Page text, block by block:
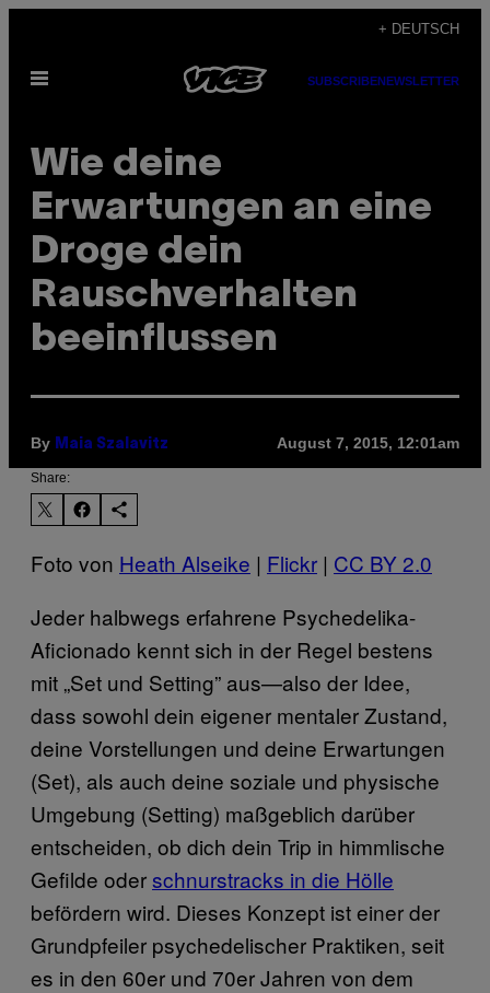
content
+ DEUTSCH
Open
SUBSCRIBENEWSLETTER
Wie deine
Erwartungen an eine
Droge dein
Rauschverhalten
beeinflussen
By Maia Szalavitz August 7, 2015, 12:01am
Share:
Foto von Heath Alseike | Flickr | CC BY 2.0
Jeder halbwegs erfahrene Psychedelika-
Aficionado kennt sich in der Regel bestens
mit „Set und Setting” aus—also der Idee,
dass sowohl dein eigener mentaler Zustand,
deine Vorstellungen und deine Erwartungen
(Set), als auch deine soziale und physische
Umgebung (Setting) maßgeblich darüber
entscheiden, ob dich dein Trip in himmlische
Gefilde oderschnurstracks in die Hölle
befördern wird. Dieses Konzept ist einer der
Grundpfeiler psychedelischer Praktiken, seit
es in den 60er und 70er Jahren von dem